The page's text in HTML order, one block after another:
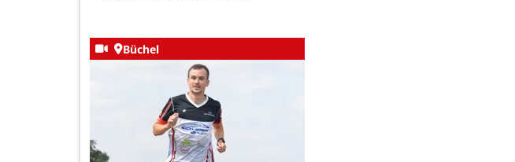
Büchel